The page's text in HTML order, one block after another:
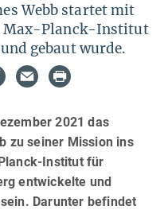
Webb startet mit
Max-Planck-Institut
gebaut wurde.
2021 das
zu seiner Mission ins
Institut für
entwickelte und
Darunter befindet